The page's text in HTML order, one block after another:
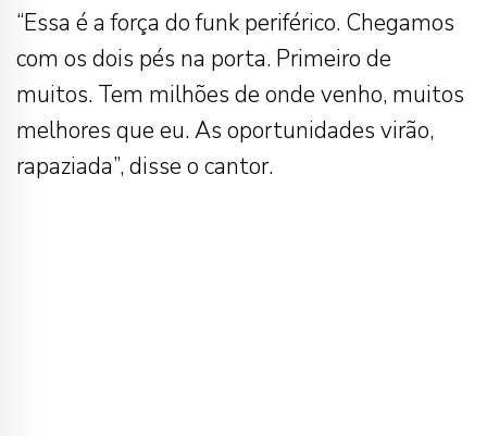
“Essa é a força do funk periférico. Chegamos
com os dois pés na porta. Primeiro de
muitos. Tem milhões de onde venho, muitos
melhores que eu. As oportunidades virão,
rapaziada”, disse o cantor.